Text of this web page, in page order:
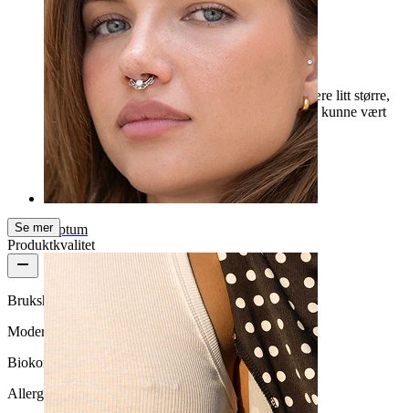
Septum
anbefaler
Ørepynten ser vakker ut, jeg trodde den ville være litt større,
men den ligger likevel vakkert. Toppen (lokket) kunne vært
litt større.
Ania Bekreftet kjøp
AI-oversatt Vis original
Se mer
Produktkvalitet
Brukshyppighet
Moderat bruk
Biokompatibilitet
Allergivennlig